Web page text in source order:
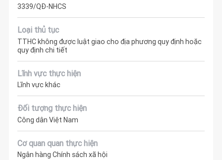
3339/QĐ-NHCS
Loại thủ tục
TTHC không được luật giao cho địa phương quy định hoặc
quy định chi tiết
Lĩnh vực thực hiện
Lĩnh vực khác
Đối tượng thực hiện
Công dân Việt Nam
Cơ quan quan thực hiện
Ngân hàng Chính sách xã hội